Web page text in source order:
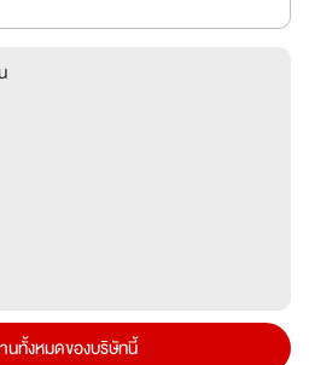
นทั้งหมดของบริษัทนี้